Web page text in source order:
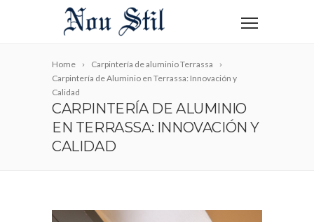
Home
Carpintería de aluminio Terrassa
Carpintería de Aluminio en Terrassa: Innovación y
Calidad
CARPINTERÍA DE ALUMINIO
EN TERRASSA: INNOVACIÓN Y
CALIDAD